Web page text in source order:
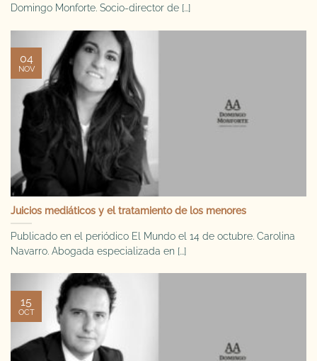
Domingo Monforte. Socio-director de [...]
Juicios mediáticos y el tratamiento de los menores
Publicado en el periódico El Mundo el 14 de octubre. Carolina
Navarro. Abogada especializada en [...]
04
NOV
15
OCT